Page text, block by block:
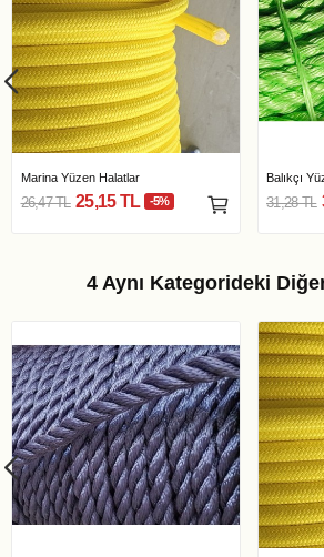
Marina Yüzen Halatlar
26,47 TL 25,15 TL -5%
Balıkçı
31,28 TL
4 Aynı Kategorideki